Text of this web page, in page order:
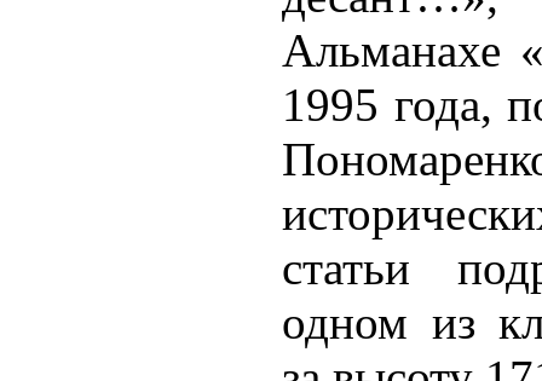
Альманахе
1995 года,
статьи
одном из